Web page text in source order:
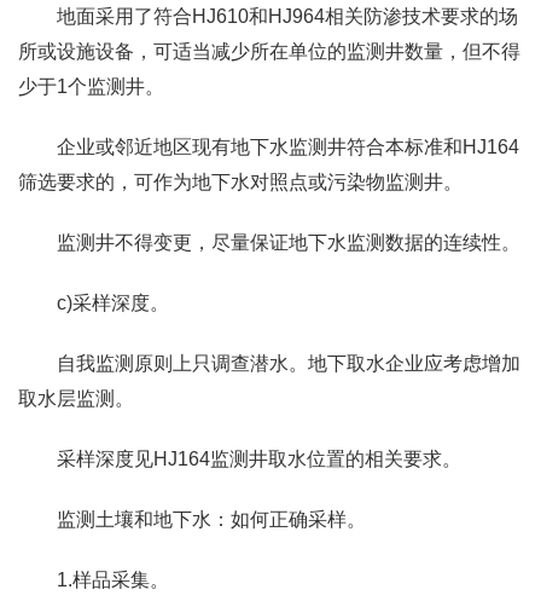
地面采用了符合HJ610和HJ964相关防渗技术要求的场
所或设施设备，可适当减少所在单位的监测井数量，但不得
少于1个监测井。
企业或邻近地区现有地下水监测井符合本标准和HJ164
筛选要求的，可作为地下水对照点或污染物监测井。
监测井不得变更，尽量保证地下水监测数据的连续性。
c)采样深度。
自我监测原则上只调查潜水。地下取水企业应考虑增加
取水层监测。
采样深度见HJ164监测井取水位置的相关要求。
监测土壤和地下水：如何正确采样。
1.样品采集。